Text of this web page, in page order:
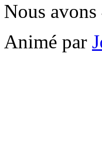
Nous
Animé par